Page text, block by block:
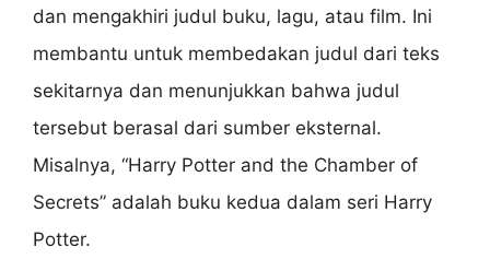
dan mengakhiri judul buku, lagu, atau film. Ini
membantu untuk membedakan judul dari teks
sekitarnya dan menunjukkan bahwa judul
tersebut berasal dari sumber eksternal.
Misalnya, “Harry Potter and the Chamber of
Secrets” adalah buku kedua dalam seri Harry
Potter.